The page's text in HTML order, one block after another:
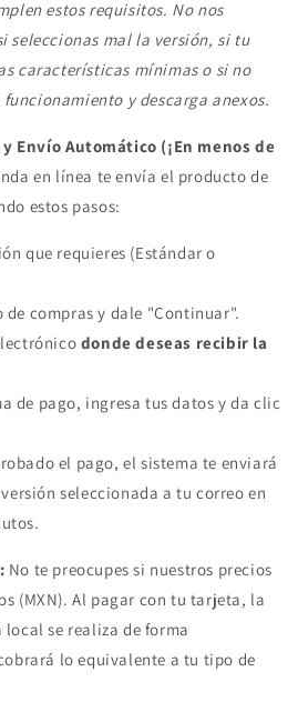
estos requisitos. No nos
seleccionas mal la versión, si tu
características mínimas o si no
y descarga anexos.
Envío Automático (¡En menos de
en línea te envía el producto de
estos pasos:
que requieres (Estándar o
compras y dale "Continuar".
donde deseas recibir la
de pago, ingresa tus datos y da clic
el pago, el sistema te enviará
seleccionada a tu correo en
No te preocupes si nuestros precios
(MXN). Al pagar con tu tarjeta, la
se realiza de forma
lo equivalente a tu tipo de